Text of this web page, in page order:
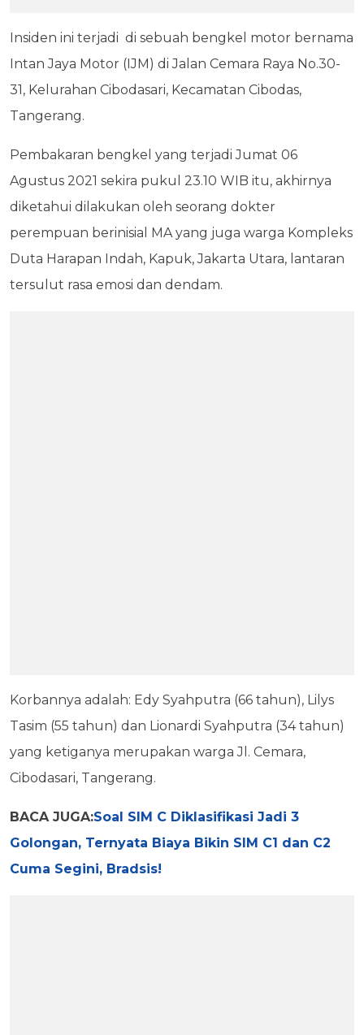
Insiden ini terjadi di sebuah bengkel motor bernama
Intan Jaya Motor (IJM) di Jalan Cemara Raya No.30-
31, Kelurahan Cibodasari, Kecamatan Cibodas,
Tangerang.
Pembakaran bengkel yang terjadi Jumat 06
Agustus 2021 sekira pukul 23.10 WIB itu, akhirnya
diketahui dilakukan oleh seorang dokter
perempuan berinisial MA yang juga warga Kompleks
Duta Harapan Indah, Kapuk, Jakarta Utara, lantaran
tersulut rasa emosi dan dendam.
Korbannya adalah: Edy Syahputra (66 tahun), Lilys
Tasim (55 tahun) dan Lionardi Syahputra (34 tahun)
yang ketiganya merupakan warga Jl. Cemara,
Cibodasari, Tangerang.
BACA JUGA:Soal SIM C Diklasifikasi Jadi 3
Golongan, Ternyata Biaya Bikin SIM C1 dan C2
Cuma Segini, Bradsis!